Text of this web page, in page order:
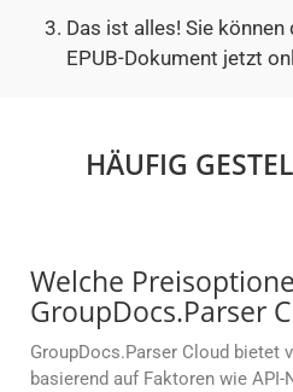
Das ist alles! Sie
EPUB-Dokument jetzt
HÄUFIG
Welche
GroupDocs.Parser
GroupDocs.Parser Cloud bietet
basierend auf Faktoren wie API-